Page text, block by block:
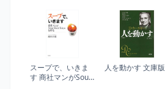
スープで、いきま
す 商社マンがSoup
人を動かす 文庫版